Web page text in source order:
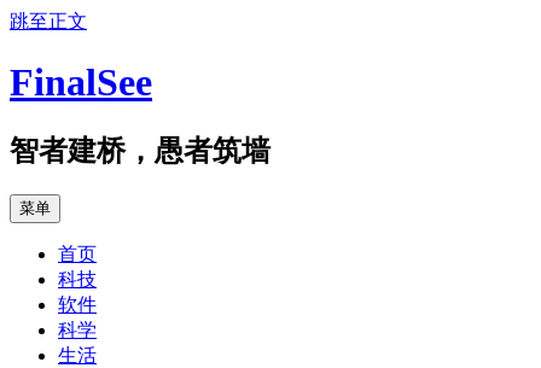
跳至正文
FinalSee
智者建桥，愚者筑墙
菜单
首页
科技
软件
科学
生活